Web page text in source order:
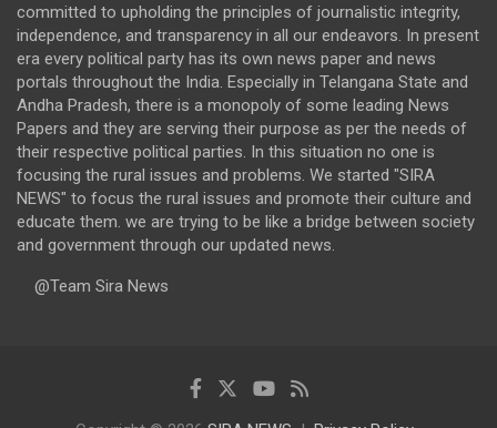
committed to upholding the principles of journalistic integrity,
independence, and transparency in all our endeavors. In present
era every political party has its own news paper and news
portals throughout the India. Especially in Telangana State and
Andha Pradesh, there is a monopoly of some leading News
Papers and they are serving their purpose as per the needs of
their respective political parties. In this situation no one is
focusing the rural issues and problems. We started "SIRA
NEWS" to focus the rural issues and promote their culture and
educate them. we are trying to be like a bridge between society
and government through our updated news.
@Team Sira News